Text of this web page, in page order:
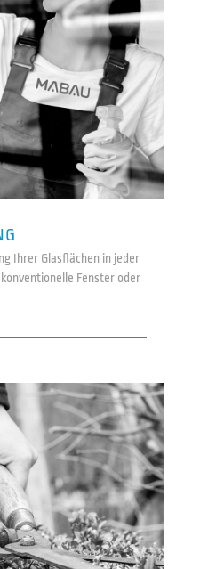
Ihrer Glasflächen in jeder
Fenster oder